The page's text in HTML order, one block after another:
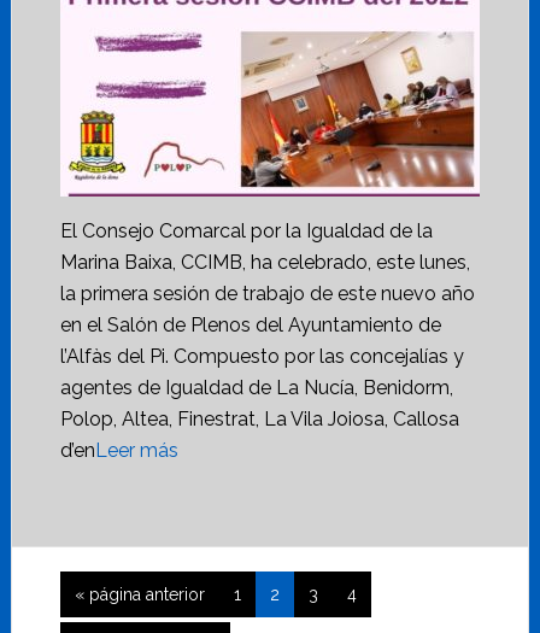
El Consejo Comarcal por la Igualdad de la
Marina Baixa, CCIMB, ha celebrado, este lunes,
la primera sesión de trabajo de este nuevo año
en el Salón de Plenos del Ayuntamiento de
l’Alfàs del Pi. Compuesto por las concejalías y
agentes de Igualdad de La Nucía, Benidorm,
Polop, Altea, Finestrat, La Vila Joiosa, Callosa
d’enLeer más
« Ir
a
página anterior Página
1 Página
2 Página
3 Página
4